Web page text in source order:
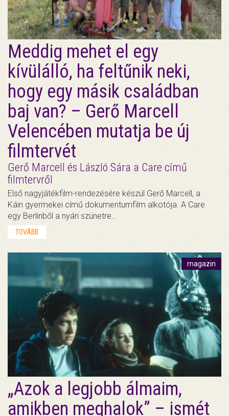
Meddig mehet el egy
kívülálló, ha feltűnik neki,
hogy egy másik családban
baj van? – Gerő Marcell
Velencében mutatja be új
filmtervét
Gerő Marcell és László Sára a Care című
filmtervről
Első nagyjátékfilm-rendezésére készül Gerő Marcell, a
Káin gyermekei című dokumentumfilm alkotója. A Care
egy Berlinből a nyári szünetre…
TOVÁBB
magazin
„Azok a legjobb álmaim,
amikben meghalok” – ismét